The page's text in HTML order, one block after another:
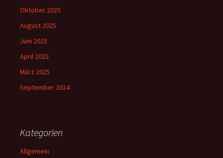
Oktober 2025
August 2025
Juni 2025
April 2025
März 2025
September 2014
Kategorien
Allgemein